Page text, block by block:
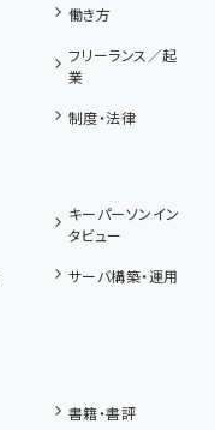
働き方
フリーランス／起
業
制度・法律
キーパーソンイン
タビュー
サーバ構築・運用
書籍・書評